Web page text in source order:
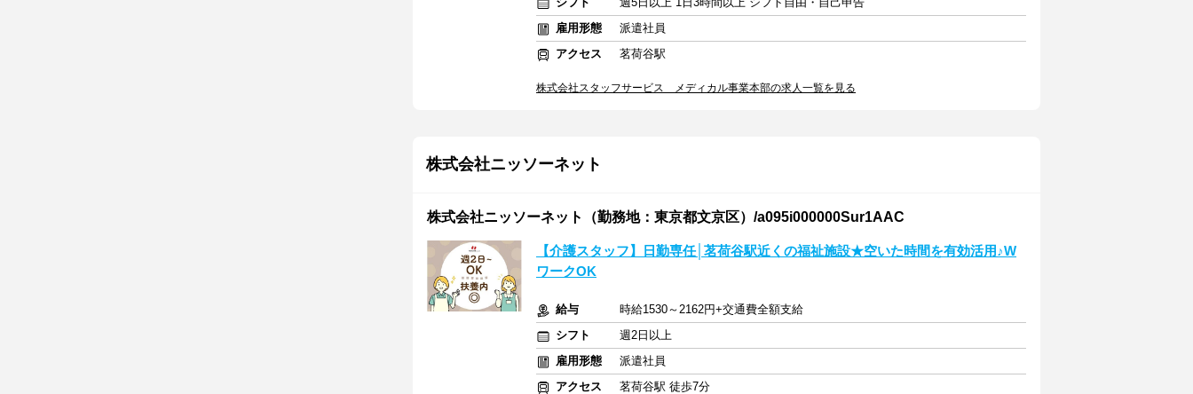
雇用形態
派遣社員
アクセス
茗荷谷駅
株式会社スタッフサービス メディカル事業本部の求人一覧を見る
株式会社ニッソーネット
株式会社ニッソーネット（勤務地：東京都文京区）/a095i000000Sur1AAC
【介護スタッフ】日勤専任│茗荷谷駅近くの福祉施設★空いた時間を有効活用♪W
ワークOK
給与
時給1530～2162円+交通費全額支給
シフト
週2日以上
雇用形態
派遣社員
アクセス
茗荷谷駅 徒歩7分